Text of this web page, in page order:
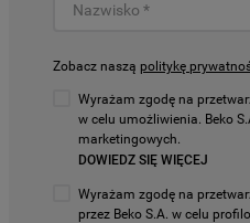
Zobacz naszą politykę
Wyrażam zgodę na
w celu umożliwienia. Beko
marketingowych.
DOWIEDZ SIĘ WIĘCEJ
Wyrażam zgodę na
przez Beko S.A. w celu